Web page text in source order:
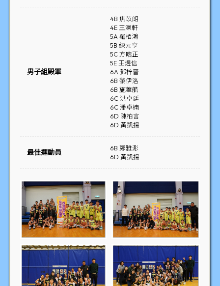
男子組殿軍
4B 焦苡朗
4E 王濼軒
5A 羅栢鴻
5B 練元亨
5C 方皓正
5E 王煜信
6A 鄧梓晉
6B 黎伊洛
6B 施葦航
6C 洪卓廷
6C 潘卓楠
6D 陳柏言
6D 黃凱揚
最佳運動員
6B 鄭雅浵
6D 黃凱揚